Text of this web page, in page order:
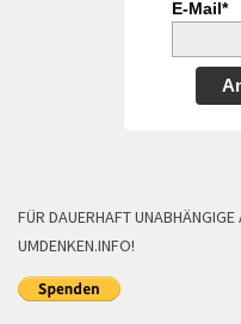
E-Mail*
FÜR DAUERHAFT
UMDENKEN.INFO!